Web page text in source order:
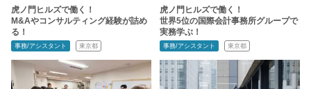
虎ノ門ヒルズで働く！
M&Aやコンサルティング経験が詰め
る！
事務/アシスタント 東京都
虎ノ門ヒルズで働く！
世界5位の国際会計事務所グループで
実務学ぶ！
事務/アシスタント 東京都